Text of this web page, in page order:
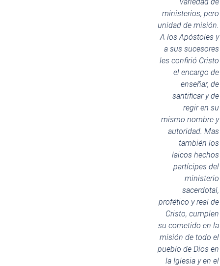
ministerios, pero
unidad de misión.
A los Apóstoles y
a sus sucesores
les confirió Cristo
el encargo de
enseñar, de
santificar y de
regir en su
mismo nombre y
autoridad. Mas
también los
laicos hechos
partícipes del
ministerio
sacerdotal,
profético y real de
Cristo, cumplen
su cometido en la
misión de todo el
pueblo de Dios en
la Iglesia y en el